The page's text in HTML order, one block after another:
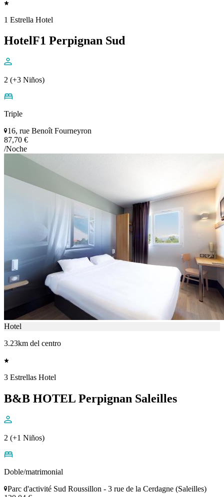
1 Estrella Hotel
HotelF1 Perpignan Sud
2 (+3 Niños)
Triple
16, rue Benoît Fourneyron
87,70 €
/Noche
Hotel
3.23km del centro
3 Estrellas Hotel
B&B HOTEL Perpignan Saleilles
2 (+1 Niños)
Doble/matrimonial
Parc d'activité Sud Roussillon - 3 rue de la Cerdagne (Saleilles)